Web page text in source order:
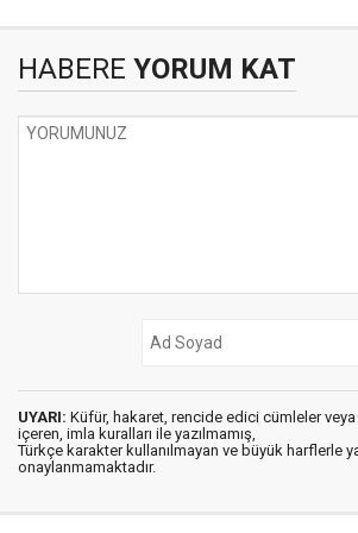
HABERE YORUM KAT
UYARI: Küfür, hakaret, rencide edici cümleler veya
içeren, imla kuralları ile yazılmamış,
Türkçe karakter kullanılmayan ve büyük harflerle
onaylanmamaktadır.